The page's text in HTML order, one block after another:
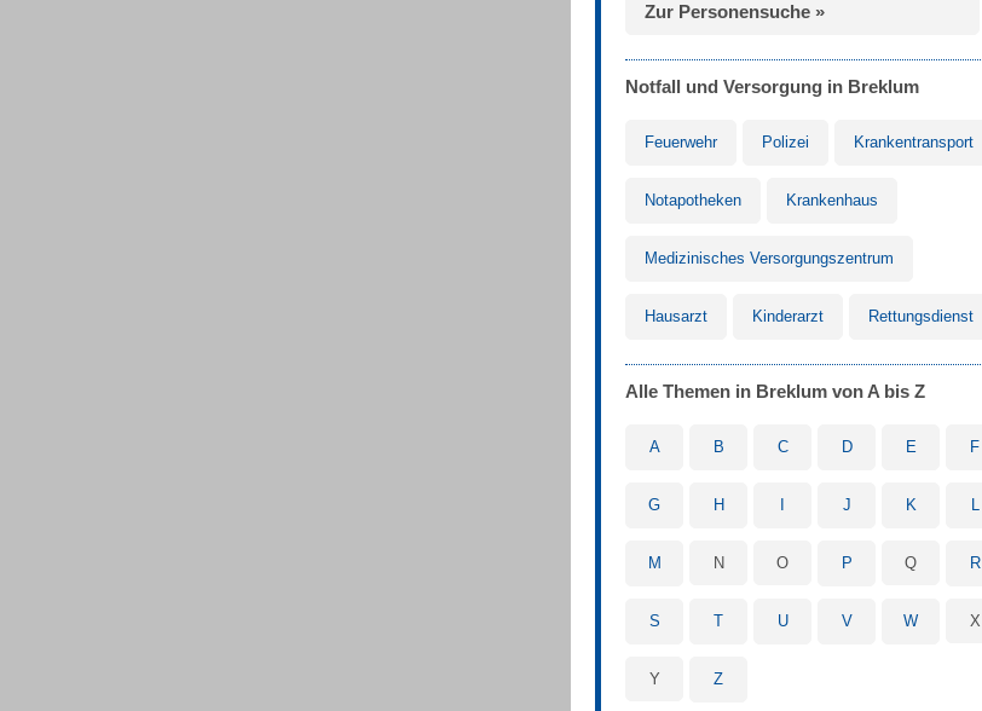
Zur Personensuche »
Notfall und Versorgung in Breklum
Feuerwehr Polizei Krankentransport
Notapotheken Krankenhaus
Medizinisches Versorgungszentrum
Hausarzt Kinderarzt Rettungsdienst
Alle Themen in Breklum von A bis Z
A B C D E F
G H J K L
M N O P Q R
S T U V W X
Y Z